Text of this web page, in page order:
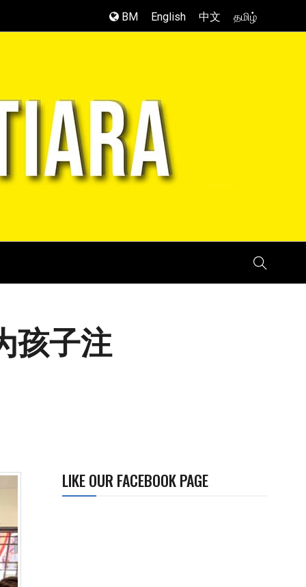
BM English 中文 தமிழ்
孩子注
LIKE OUR FACEBOOK PAGE